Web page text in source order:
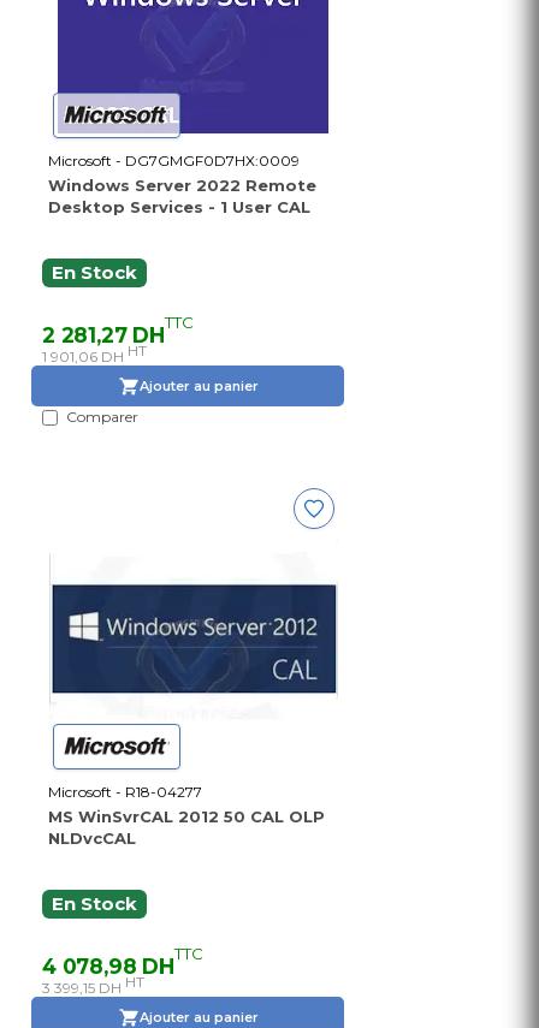
Microsoft - DG7GMGF0D7HX:0009
Windows Server 2022 Remote
Desktop Services - 1 User CAL
En Stock
2 281,27 DHTTC
1 901,06 DH HT
Ajouter au panier
Comparer
Microsoft - R18-04277
MS WinSvrCAL 2012 50 CAL OLP
NLDvcCAL
En Stock
4 078,98 DHTTC
3 399,15 DH HT
Ajouter au panier